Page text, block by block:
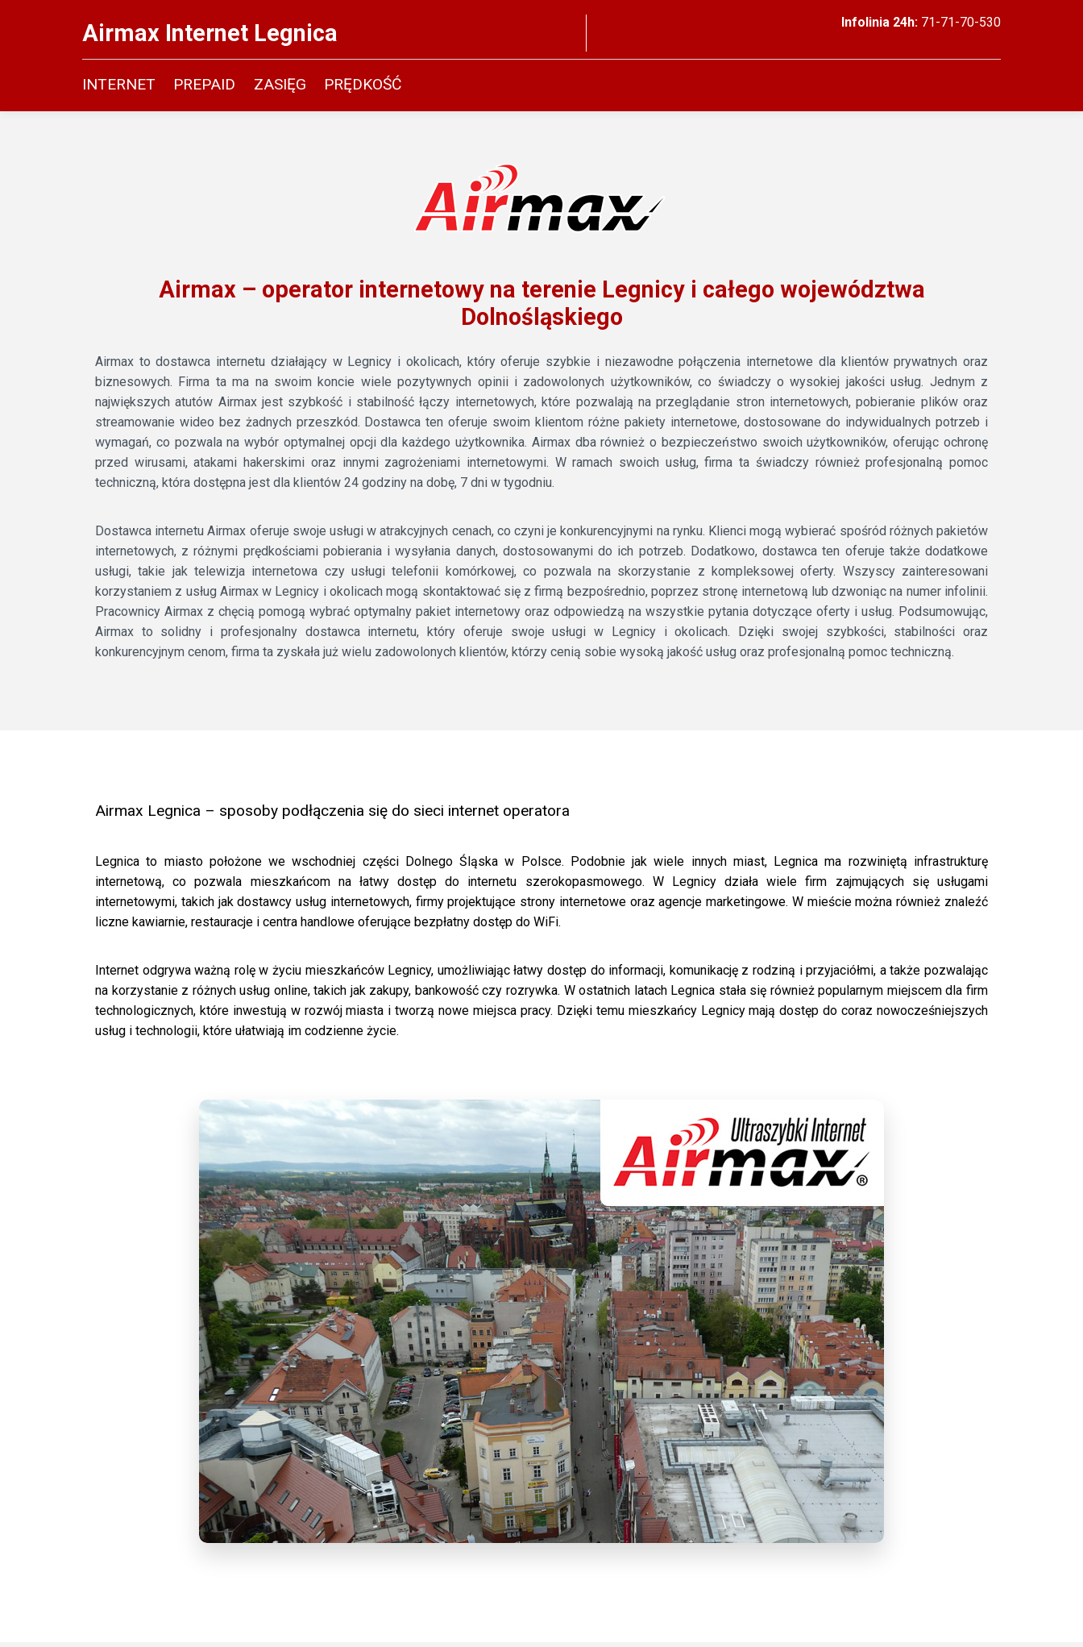
Airmax Internet Legnica Infolinia 24h: 71-71-70-530
INTERNET PREPAID ZASIĘG PRĘDKOŚĆ
Airmax – operator internetowy na terenie Legnicy i całego województwa
Dolnośląskiego
Airmax to dostawca internetu działający w Legnicy i okolicach, który oferuje szybkie i niezawodne połączenia internetowe dla klientów prywatnych oraz
biznesowych. Firma ta ma na swoim koncie wiele pozytywnych opinii i zadowolonych użytkowników, co świadczy o wysokiej jakości usług. Jednym z
największych atutów Airmax jest szybkość i stabilność łączy internetowych, które pozwalają na przeglądanie stron internetowych, pobieranie plików oraz
streamowanie wideo bez żadnych przeszkód. Dostawca ten oferuje swoim klientom różne pakiety internetowe, dostosowane do indywidualnych potrzeb i
wymagań, co pozwala na wybór optymalnej opcji dla każdego użytkownika. Airmax dba również o bezpieczeństwo swoich użytkowników, oferując ochronę
przed wirusami, atakami hakerskimi oraz innymi zagrożeniami internetowymi. W ramach swoich usług, firma ta świadczy również profesjonalną pomoc
techniczną, która dostępna jest dla klientów 24 godziny na dobę, 7 dni w tygodniu.
Dostawca internetu Airmax oferuje swoje usługi w atrakcyjnych cenach, co czyni je konkurencyjnymi na rynku. Klienci mogą wybierać spośród różnych pakietów
internetowych, z różnymi prędkościami pobierania i wysyłania danych, dostosowanymi do ich potrzeb. Dodatkowo, dostawca ten oferuje także dodatkowe
usługi, takie jak telewizja internetowa czy usługi telefonii komórkowej, co pozwala na skorzystanie z kompleksowej oferty. Wszyscy zainteresowani
korzystaniem z usług Airmax w Legnicy i okolicach mogą skontaktować się z firmą bezpośrednio, poprzez stronę internetową lub dzwoniąc na numer infolinii.
Pracownicy Airmax z chęcią pomogą wybrać optymalny pakiet internetowy oraz odpowiedzą na wszystkie pytania dotyczące oferty i usług. Podsumowując,
Airmax to solidny i profesjonalny dostawca internetu, który oferuje swoje usługi w Legnicy i okolicach. Dzięki swojej szybkości, stabilności oraz
konkurencyjnym cenom, firma ta zyskała już wielu zadowolonych klientów, którzy cenią sobie wysoką jakość usług oraz profesjonalną pomoc techniczną.
Airmax Legnica – sposoby podłączenia się do sieci internet operatora
Legnica to miasto położone we wschodniej części Dolnego Śląska w Polsce. Podobnie jak wiele innych miast, Legnica ma rozwiniętą infrastrukturę
internetową, co pozwala mieszkańcom na łatwy dostęp do internetu szerokopasmowego. W Legnicy działa wiele firm zajmujących się usługami
internetowymi, takich jak dostawcy usług internetowych, firmy projektujące strony internetowe oraz agencje marketingowe. W mieście można również znaleźć
liczne kawiarnie, restauracje i centra handlowe oferujące bezpłatny dostęp do WiFi.
Internet odgrywa ważną rolę w życiu mieszkańców Legnicy, umożliwiając łatwy dostęp do informacji, komunikację z rodziną i przyjaciółmi, a także pozwalając
na korzystanie z różnych usług online, takich jak zakupy, bankowość czy rozrywka. W ostatnich latach Legnica stała się również popularnym miejscem dla firm
technologicznych, które inwestują w rozwój miasta i tworzą nowe miejsca pracy. Dzięki temu mieszkańcy Legnicy mają dostęp do coraz nowocześniejszych
usług i technologii, które ułatwiają im codzienne życie.